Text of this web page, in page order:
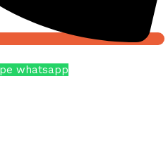
whatsapp